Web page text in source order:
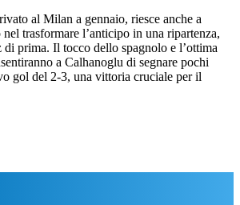
al Milan a gennaio, riesce anche a
nel trasformare l’anticipo in una ripartenza,
prima. Il tocco dello spagnolo e l’ottima
a Calhanoglu di segnare pochi
gol del 2-3, una vittoria cruciale per il